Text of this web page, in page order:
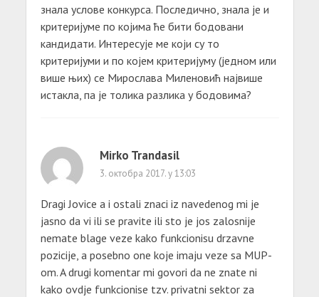
знала услове конкурса. Последично, знала је и
критеријуме по којима ће бити бодовани
кандидати. Интересује ме који су то
критеријуми и по којем критеријуму (једном или
више њих) се Мирослава Миленовић највише
истакла, па је толика разлика у бодовима?
Mirko Trandasil
3. октобра 2017. у 13:03
Dragi Jovice a i ostali znaci iz navedenog mi je
jasno da vi ili se pravite ili sto je jos zalosnije
nemate blage veze kako funkcionisu drzavne
pozicije, a posebno one koje imaju veze sa MUP-
om. A drugi komentar mi govori da ne znate ni
kako ovdje funkcionise tzv. privatni sektor za